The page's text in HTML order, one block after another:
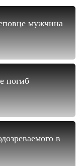
мужчина
погиб
в